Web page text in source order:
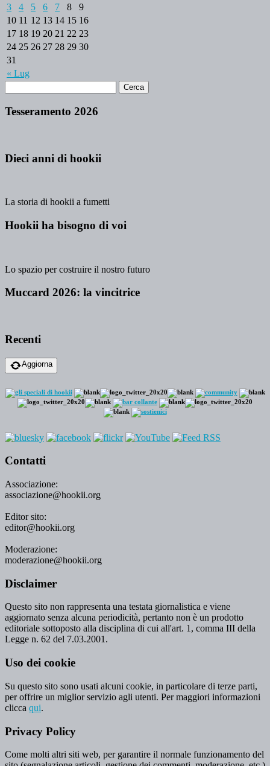
« Lug
3
4 5 6 7 8
9
10 11 12 13 14 15 16
17 18 19 20 21 22 23
24 25 26 27 28 29 30
31
Tesseramento 2026
Dieci anni di hookii
La storia di hookii a fumetti
Hookii ha bisogno di voi
Lo spazio per costruire il nostro futuro
Muccard 2026: la vincitrice
Recenti
Aggiorna
Contatti
Associazione:
associazione@hookii.org
Editor sito:
editor@hookii.org
Moderazione:
moderazione@hookii.org
Disclaimer
Questo sito non rappresenta una testata giornalistica e viene
aggiornato senza alcuna periodicità, pertanto non è un prodotto
editoriale sottoposto alla disciplina di cui all'art. 1, comma III della
Legge n. 62 del 7.03.2001.
Uso dei cookie
Su questo sito sono usati alcuni cookie, in particolare di terze parti,
per offrire un miglior servizio agli utenti. Per maggiori informazioni
clicca qui.
Privacy Policy
Come molti altri siti web, per garantire il normale funzionamento del